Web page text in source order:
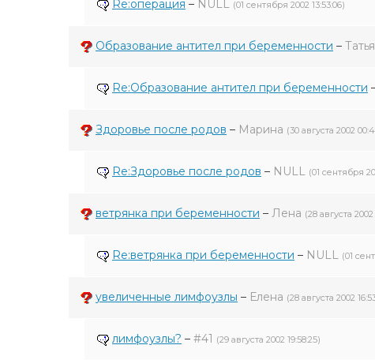
Re:операция – NULL (01 сентября 2002 13:53:06)
Образование антител при беременности –
Re:Образование антител при беременности
Здоровье после родов – Марина (30 августа 2002
Re:Здоровье после родов – NULL (01 сентября
ветрянка при беременности – Лена (28 августа 2002
Re:ветрянка при беременности – NULL (01
увеличенные лимфоузлы – Елена (28 августа 2002
лимфоузлы? – #41 (29 августа 2002 19:58:25)